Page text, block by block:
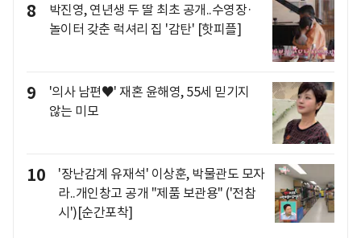
8
박진영, 연년생 두 딸 최초 공개..수영장·
놀이터 갖춘 럭셔리 집 '감탄' [핫피플]
9
'의사 남편♥' 재혼 윤해영, 55세 믿기지
않는 미모
10
'장난감계 유재석' 이상훈, 박물관도 모자
라..개인창고 공개 "제품 보관용" ('전참
시')[순간포착]